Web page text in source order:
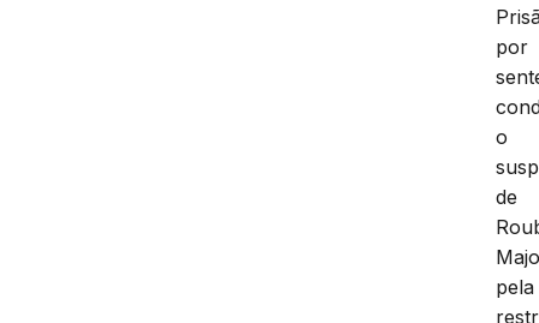
por
o
de
pela